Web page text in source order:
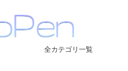
全カテゴリ一覧